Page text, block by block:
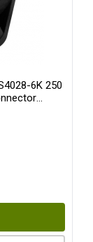
6K 250